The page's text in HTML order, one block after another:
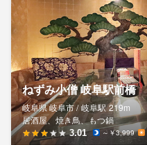
ねずみ小僧 岐阜駅前橋
岐阜県 岐阜市 / 岐阜駅 219m
居酒屋、焼き鳥、もつ鍋
3.01 ～￥3,999